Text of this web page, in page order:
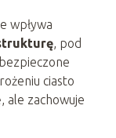
wpływa
, pod
ciasto
ale zachowuje